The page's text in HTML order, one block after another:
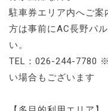
駐車券エリア内へご案
方は事前にAC長野パ
い。
TEL：026-244-7780
い場合もございます